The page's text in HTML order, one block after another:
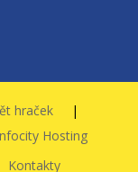
hraček |
Hosting
Kontakty